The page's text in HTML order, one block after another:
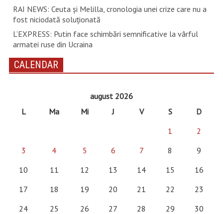
RAI NEWS: Ceuta și Melilla, cronologia unei crize care nu a
fost niciodată soluționată
L’EXPRESS: Putin face schimbări semnificative la vârful
armatei ruse din Ucraina
CALENDAR
august 2026
L
Ma Mi J V S
D
1
2
3
4 5 6 7 8
9
10
11 12 13 14 15
16
17
18 19 20 21 22
23
24
25 26 27 28 29
30